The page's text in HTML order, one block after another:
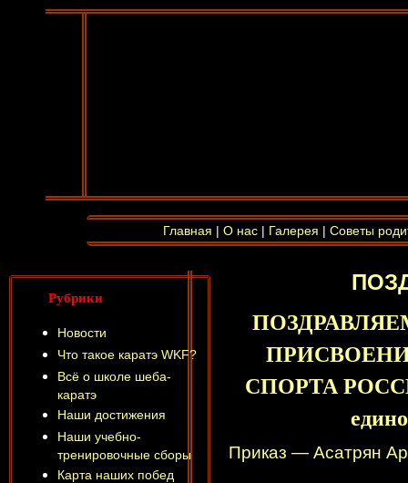
Главная | О нас | Галерея | Советы
СПОРТА
Приказ — Асатрян
Рубрики
Новости
Что такое каратэ WKF?
Всё о школе шеба-
каратэ
Наши достижения
Наши учебно-
тренировочные сборы
Карта наших побед